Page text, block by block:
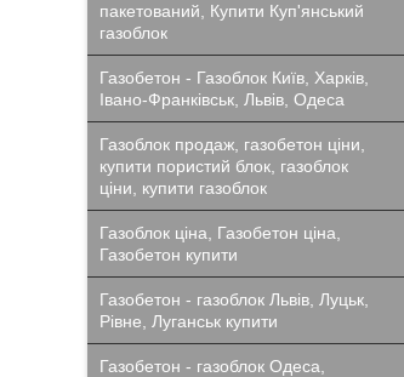
пакетований, Купити Куп'янський
газоблок
Газобетон - Газоблок Київ, Харків,
Івано-Франківськ, Львів, Одеса
Газоблок продаж, газобетон ціни,
купити пористий блок, газоблок
ціни, купити газоблок
Газоблок ціна, Газобетон ціна,
Газобетон купити
Газобетон - газоблок Львів, Луцьк,
Рівне, Луганськ купити
Газобетон - газоблок Одеса,